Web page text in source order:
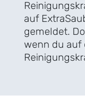
auf
gemeldet.
wenn du auf